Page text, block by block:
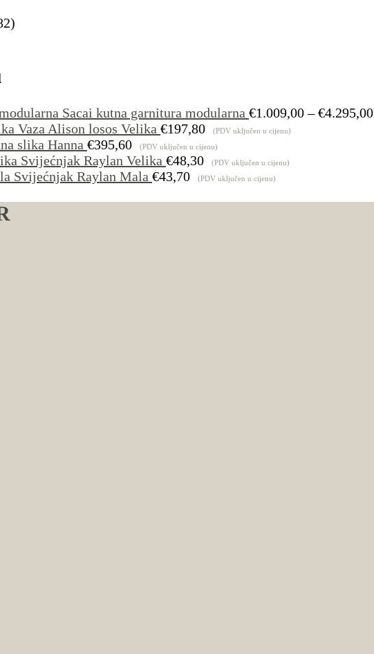
Sacai kutna garnitura modularna €1.009,00 – €4.295,00
Vaza Alison losos Velika €197,80 (PDV uključen u cijenu)
slika Hanna €395,60 (PDV uključen u cijenu)
Svijećnjak Raylan Velika €48,30 (PDV uključen u cijenu)
Svijećnjak Raylan Mala €43,70 (PDV uključen u cijenu)